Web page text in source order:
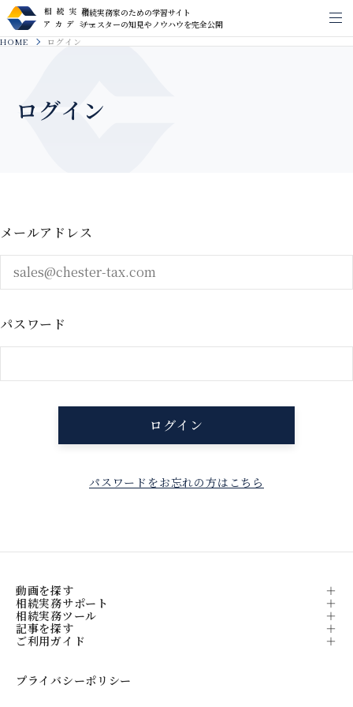
相続実務家のための学習サイト
チェスターの知見やノウハウを完全公開
メ
HOME ログイン
ログイン
メールアドレス
パスワード
パスワードをお忘れの方はこちら
動画を探す
相続実務サポート
相続実務ツール
記事を探す
ご利用ガイド
プライバシーポリシー